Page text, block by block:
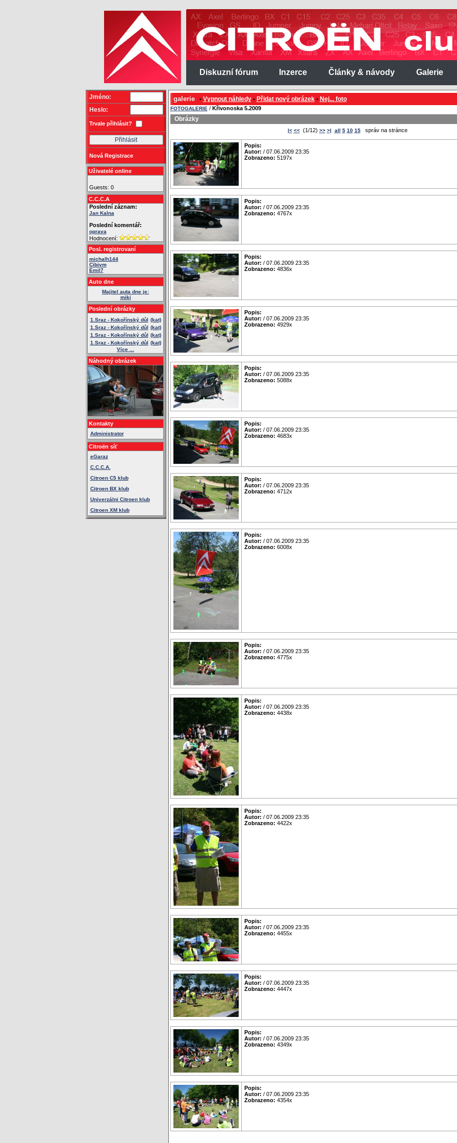
Diskuzní fórum Inzerce Články & návody Galerie
Jméno:
Heslo:
Trvale přihlásit?
Nová Registrace
Uživatelé online
Guests: 0
C.C.C.A
Poslední záznam:
Jan Kalna
Poslední komentář:
oprava
Hodnocení:
Posl. registrovaní
michalh144
Cibivm
Emil7
Auto dne
Majitel auta dne je:
miki
Poslední obrázky
1.Sraz - Kokořínský důl (kat)
1.Sraz - Kokořínský důl (kat)
1.Sraz - Kokořínský důl (kat)
1.Sraz - Kokořínský důl (kat)
Více ...
Náhodný obrázek
Kontakty
Administrator
Citroën síť
eGaraz
C.C.C.A.
Citroen C5 klub
Citroen BX klub
Univerzálni Citroen klub
Citroen XM klub
galerie• Vypnout náhledy• Přidat nový obrázek• Nej... foto
FOTOGALERIE / Křivonoska 5.2009
Obrázky
|< <<(1/12) >> >| all 5 10 15správ na stránce
Popis:
Autor: / 07.06.2009 23:35
Zobrazeno: 5197x
Popis:
Autor: / 07.06.2009 23:35
Zobrazeno: 4767x
Popis:
Autor: / 07.06.2009 23:35
Zobrazeno: 4836x
Popis:
Autor: / 07.06.2009 23:35
Zobrazeno: 4929x
Popis:
Autor: / 07.06.2009 23:35
Zobrazeno: 5088x
Popis:
Autor: / 07.06.2009 23:35
Zobrazeno: 4683x
Popis:
Autor: / 07.06.2009 23:35
Zobrazeno: 4712x
Popis:
Autor: / 07.06.2009 23:35
Zobrazeno: 6008x
Popis:
Autor: / 07.06.2009 23:35
Zobrazeno: 4775x
Popis:
Autor: / 07.06.2009 23:35
Zobrazeno: 4438x
Popis:
Autor: / 07.06.2009 23:35
Zobrazeno: 4422x
Popis:
Autor: / 07.06.2009 23:35
Zobrazeno: 4455x
Popis:
Autor: / 07.06.2009 23:35
Zobrazeno: 4447x
Popis:
Autor: / 07.06.2009 23:35
Zobrazeno: 4349x
Popis:
Autor: / 07.06.2009 23:35
Zobrazeno: 4354x